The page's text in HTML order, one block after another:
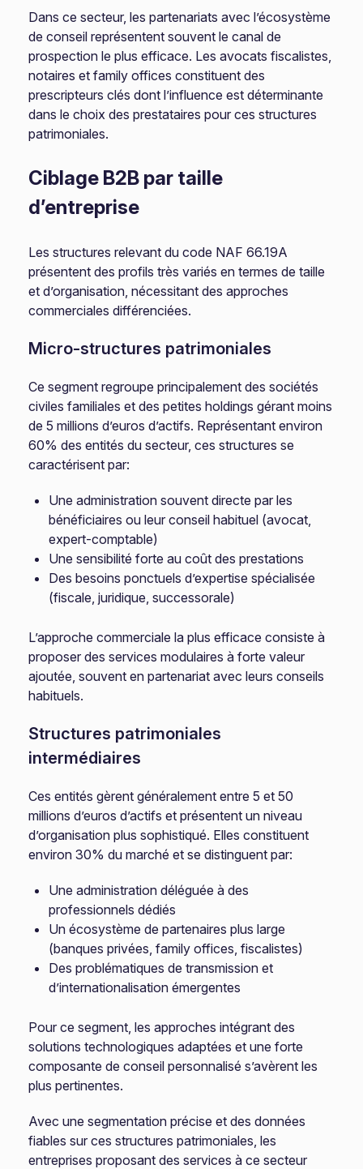
Dans ce secteur, les partenariats avec l’écosystème
de conseil représentent souvent le canal de
prospection le plus efficace. Les avocats fiscalistes,
notaires et family offices constituent des
prescripteurs clés dont l’influence est déterminante
dans le choix des prestataires pour ces structures
patrimoniales.
Ciblage B2B par taille
d’entreprise
Les structures relevant du code NAF 66.19A
présentent des profils très variés en termes de taille
et d’organisation, nécessitant des approches
commerciales différenciées.
Micro-structures patrimoniales
Ce segment regroupe principalement des sociétés
civiles familiales et des petites holdings gérant moins
de 5 millions d’euros d’actifs. Représentant environ
60% des entités du secteur, ces structures se
caractérisent par:
Une administration souvent directe par les
bénéficiaires ou leur conseil habituel (avocat,
expert-comptable)
Une sensibilité forte au coût des prestations
Des besoins ponctuels d’expertise spécialisée
(fiscale, juridique, successorale)
L’approche commerciale la plus efficace consiste à
proposer des services modulaires à forte valeur
ajoutée, souvent en partenariat avec leurs conseils
habituels.
Structures patrimoniales
intermédiaires
Ces entités gèrent généralement entre 5 et 50
millions d’euros d’actifs et présentent un niveau
d’organisation plus sophistiqué. Elles constituent
environ 30% du marché et se distinguent par:
Une administration déléguée à des
professionnels dédiés
Un écosystème de partenaires plus large
(banques privées, family offices, fiscalistes)
Des problématiques de transmission et
d’internationalisation émergentes
Pour ce segment, les approches intégrant des
solutions technologiques adaptées et une forte
composante de conseil personnalisé s’avèrent les
plus pertinentes.
Avec une segmentation précise et des données
fiables sur ces structures patrimoniales, les
entreprises proposant des services à ce secteur